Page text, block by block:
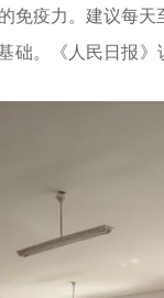
疫力。建议每天
《人民日报》